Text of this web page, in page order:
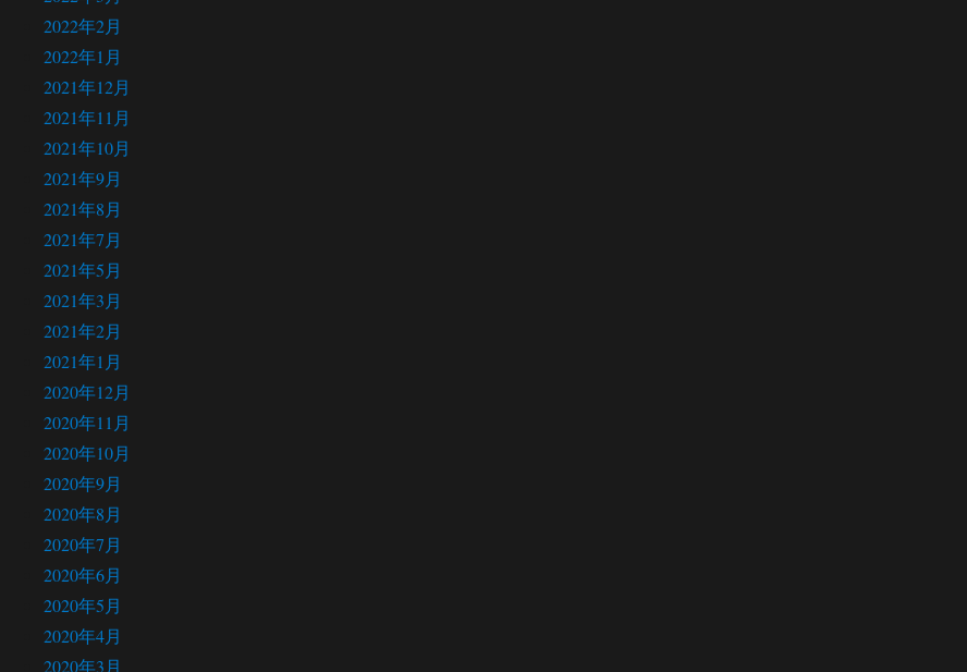
2022年2月
2022年1月
2021年12月
2021年11月
2021年10月
2021年9月
2021年8月
2021年7月
2021年5月
2021年3月
2021年2月
2021年1月
2020年12月
2020年11月
2020年10月
2020年9月
2020年8月
2020年7月
2020年6月
2020年5月
2020年4月
2020年3月